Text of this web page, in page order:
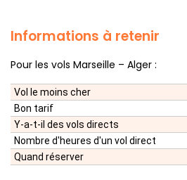
Informations à retenir
Pour les vols Marseille – Alger :
Vol le moins cher
Bon tarif
Y-a-t-il des vols directs
Nombre d'heures d'un vol direct
Quand réserver